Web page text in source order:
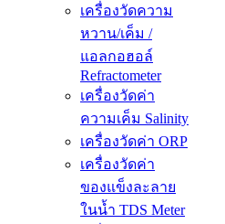
เครื่องวัดความ
หวาน/เค็ม /
แอลกอฮอล์
Refractometer
เครื่องวัดค่า
ความเค็ม Salinity
เครื่องวัดค่า ORP
เครื่องวัดค่า
ของแข็งละลาย
ในน้ำ TDS Meter